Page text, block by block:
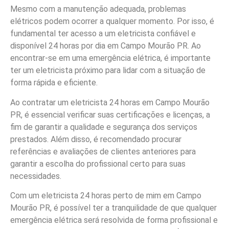
Mesmo com a manutenção adequada, problemas
elétricos podem ocorrer a qualquer momento. Por isso, é
fundamental ter acesso a um eletricista confiável e
disponível 24 horas por dia em Campo Mourão PR. Ao
encontrar-se em uma emergência elétrica, é importante
ter um eletricista próximo para lidar com a situação de
forma rápida e eficiente.
Ao contratar um eletricista 24 horas em Campo Mourão
PR, é essencial verificar suas certificações e licenças, a
fim de garantir a qualidade e segurança dos serviços
prestados. Além disso, é recomendado procurar
referências e avaliações de clientes anteriores para
garantir a escolha do profissional certo para suas
necessidades.
Com um eletricista 24 horas perto de mim em Campo
Mourão PR, é possível ter a tranquilidade de que qualquer
emergência elétrica será resolvida de forma profissional e